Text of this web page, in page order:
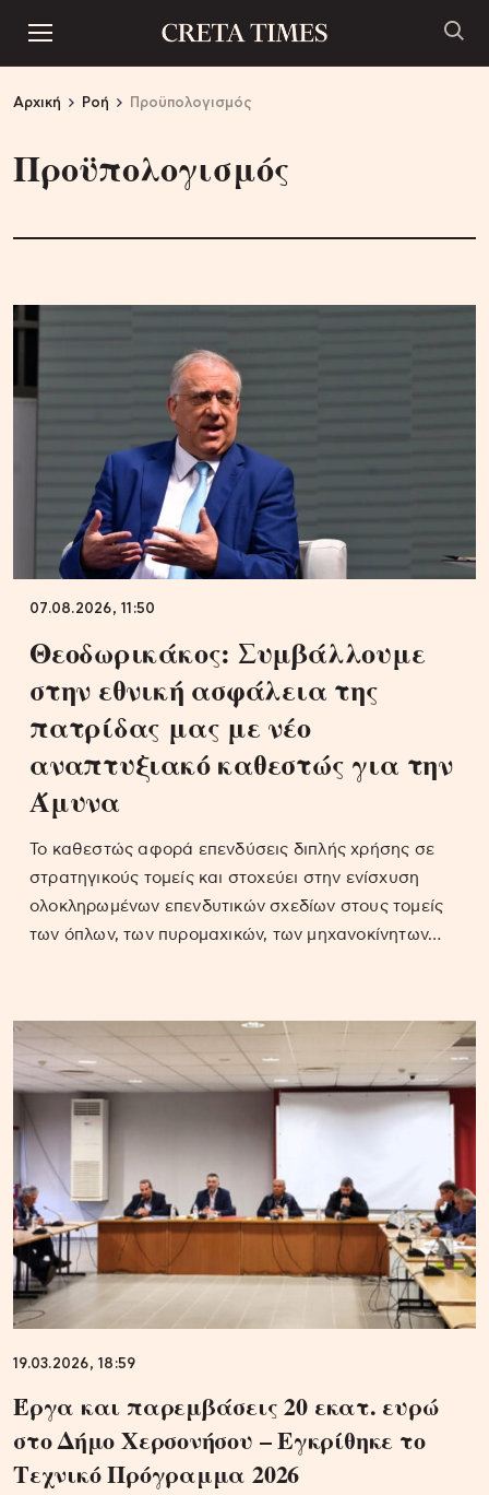
Αρχική Ροή Προϋπολογισμός
Προϋπολογισμός
07.08.2026, 11:50
Θεοδωρικάκος: Συμβάλλουμε
στην εθνική ασφάλεια της
πατρίδας μας με νέο
αναπτυξιακό καθεστώς για την
Άμυνα
Το καθεστώς αφορά επενδύσεις διπλής χρήσης σε
στρατηγικούς τομείς και στοχεύει στην ενίσχυση
ολοκληρωμένων επενδυτικών σχεδίων στους τομείς
των όπλων, των πυρομαχικών, των μηχανοκίνητων…
19.03.2026, 18:59
Έργα και παρεμβάσεις 20 εκατ. ευρώ
στο Δήμο Χερσονήσου – Εγκρίθηκε το
Τεχνικό Πρόγραμμα 2026